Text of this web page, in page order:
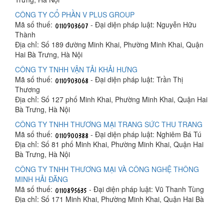
CÔNG TY CỔ PHẦN V PLUS GROUP
Mã số thuế:
- Đại diện pháp luật: Nguyễn Hữu
Thành
Địa chỉ: Số 189 đường Minh Khai, Phường Minh Khai, Quận
Hai Bà Trưng, Hà Nội
CÔNG TY TNHH VẬN TẢI KHẢI HƯNG
Mã số thuế:
- Đại diện pháp luật: Trần Thị
Thương
Địa chỉ: Số 127 phố Minh Khai, Phường Minh Khai, Quận Hai
Bà Trưng, Hà Nội
CÔNG TY TNHH THƯƠNG MẠI TRANG SỨC THU TRANG
Mã số thuế:
- Đại diện pháp luật: Nghiêm Bá Tú
Địa chỉ: Số 81 phố Minh Khai, Phường Minh Khai, Quận Hai
Bà Trưng, Hà Nội
CÔNG TY TNHH THƯƠNG MẠI VÀ CÔNG NGHỆ THÔNG
MINH HẢI ĐĂNG
Mã số thuế:
- Đại diện pháp luật: Vũ Thanh Tùng
Địa chỉ: Số 171 Minh Khai, Phường Minh Khai, Quận Hai Bà